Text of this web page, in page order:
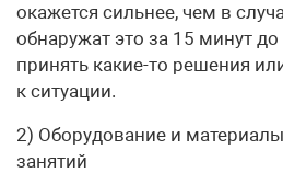
окажется сильнее, чем в
обнаружат это за 15 минут
принять какие-то решения
к ситуации.
2) Оборудование и
занятий